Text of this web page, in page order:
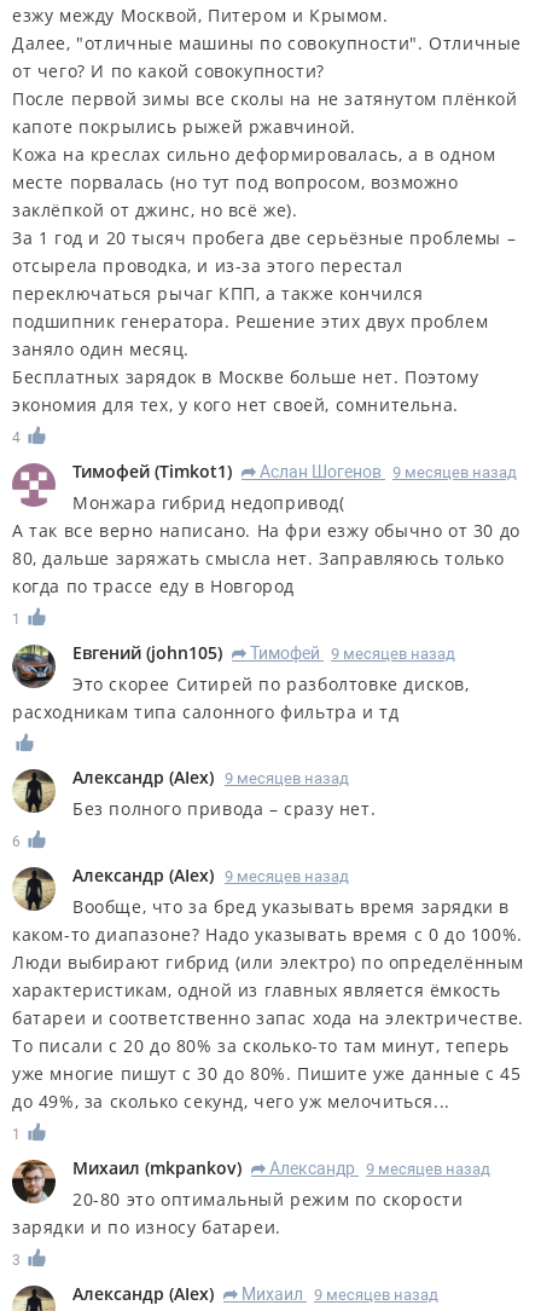
езжу между Москвой, Питером и Крымом.
Далее, "отличные машины по совокупности". Отличные
от чего? И по какой совокупности?
После первой зимы все сколы на не затянутом плёнкой
капоте покрылись рыжей ржавчиной.
Кожа на креслах сильно деформировалась, а в одном
месте порвалась (но тут под вопросом, возможно
заклёпкой от джинс, но всё же).
За 1 год и 20 тысяч пробега две серьёзные проблемы –
отсырела проводка, и из-за этого перестал
переключаться рычаг КПП, а также кончился
подшипник генератора. Решение этих двух проблем
заняло один месяц.
Бесплатных зарядок в Москве больше нет. Поэтому
экономия для тех, у кого нет своей, сомнительна.
4
Тимофей (Timkot1) R Аслан Шогенов 9 месяцев назад
Монжара гибрид недопривод(
А так все верно написано. На фри езжу обычно от 30 до
80, дальше заряжать смысла нет. Заправляюсь только
когда по трассе еду в Новгород
1
Евгений (john105) R Тимофей 9 месяцев назад
Это скорее Ситирей по разболтовке дисков,
расходникам типа салонного фильтра и тд
Александр (AIex) 9 месяцев назад
Без полного привода – сразу нет.
6
Александр (AIex) 9 месяцев назад
Вообще, что за бред указывать время зарядки в
каком-то диапазоне? Надо указывать время с 0 до 100%.
Люди выбирают гибрид (или электро) по определённым
характеристикам, одной из главных является ёмкость
батареи и соответственно запас хода на электричестве.
То писали с 20 до 80% за сколько-то там минут, теперь
уже многие пишут с 30 до 80%. Пишите уже данные с 45
до 49%, за сколько секунд, чего уж мелочиться...
1
Михаил (mkpankov) R Александр 9 месяцев назад
20-80 это оптимальный режим по скорости
зарядки и по износу батареи.
3
Александр (AIex) R Михаил 9 месяцев назад